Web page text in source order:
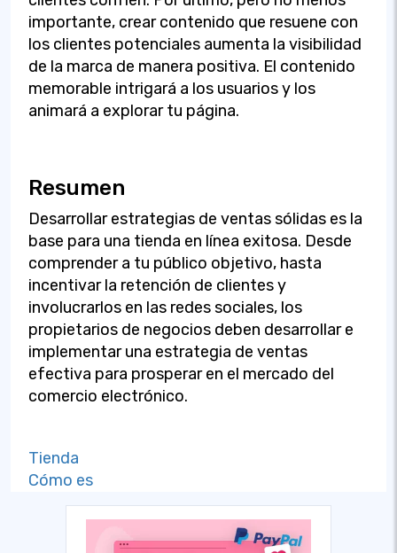
importante, crear contenido que resuene con
los clientes potenciales aumenta la visibilidad
de la marca de manera positiva. El contenido
memorable intrigará a los usuarios y los
animará a explorar tu página.
Resumen
Desarrollar estrategias de ventas sólidas es la
base para una tienda en línea exitosa. Desde
comprender a tu público objetivo, hasta
incentivar la retención de clientes y
involucrarlos en las redes sociales, los
propietarios de negocios deben desarrollar e
implementar una estrategia de ventas
efectiva para prosperar en el mercado del
comercio electrónico.
Tienda
Cómo es